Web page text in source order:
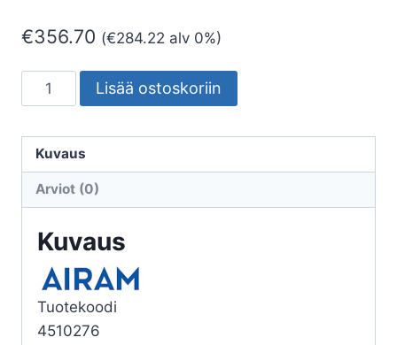
€356.70 (€284.22 alv 0%)
POLLARIVALAISIN
ARES
MU
määrä
Lisää ostoskoriin
Kuvaus
Arviot (0)
Kuvaus
Tuotekoodi
4510276